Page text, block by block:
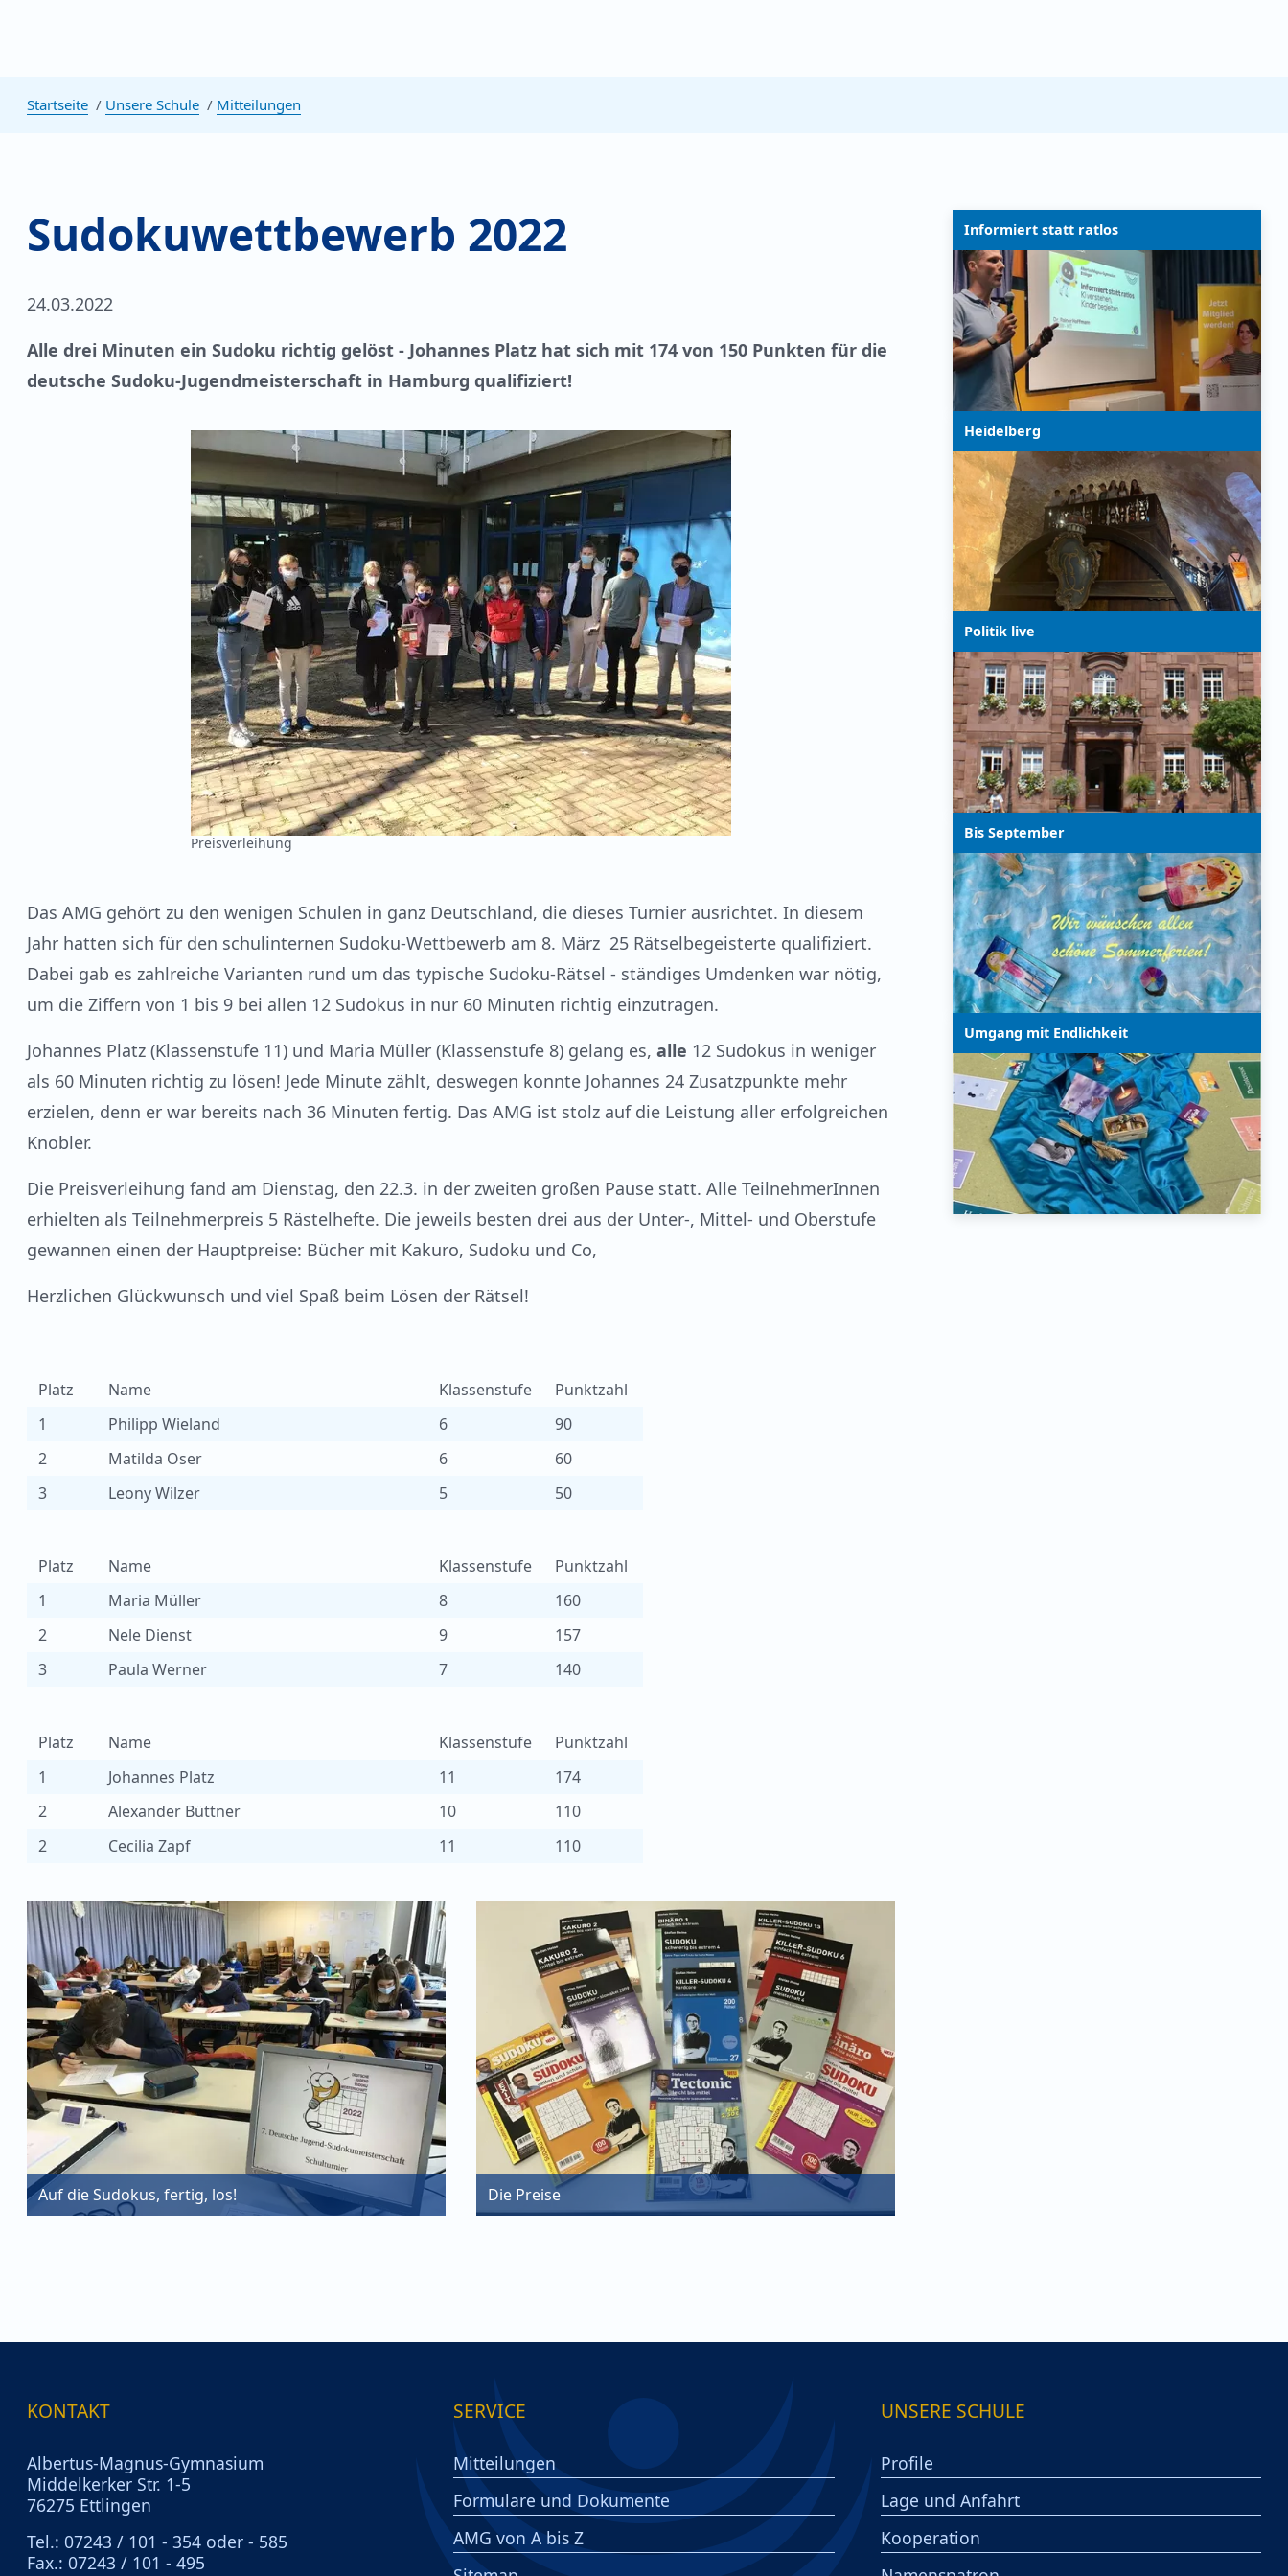
Startseite Unsere Schule Mitteilungen
Sudokuwettbewerb 2022
24.03.2022
Alle drei Minuten ein Sudoku richtig gelöst - Johannes Platz hat sich mit 174 von 150 Punkten für die
deutsche Sudoku-Jugendmeisterschaft in Hamburg qualifiziert!
Preisverleihung
Das AMG gehört zu den wenigen Schulen in ganz Deutschland, die dieses Turnier ausrichtet. In diesem
Jahr hatten sich für den schulinternen Sudoku-Wettbewerb am 8. März 25 Rätselbegeisterte qualifiziert.
Dabei gab es zahlreiche Varianten rund um das typische Sudoku-Rätsel - ständiges Umdenken war nötig,
um die Ziffern von 1 bis 9 bei allen 12 Sudokus in nur 60 Minuten richtig einzutragen.
Johannes Platz (Klassenstufe 11) und Maria Müller (Klassenstufe 8) gelang es, alle 12 Sudokus in weniger
als 60 Minuten richtig zu lösen! Jede Minute zählt, deswegen konnte Johannes 24 Zusatzpunkte mehr
erzielen, denn er war bereits nach 36 Minuten fertig. Das AMG ist stolz auf die Leistung aller erfolgreichen
Knobler.
Die Preisverleihung fand am Dienstag, den 22.3. in der zweiten großen Pause statt. Alle TeilnehmerInnen
erhielten als Teilnehmerpreis 5 Rästelhefte. Die jeweils besten drei aus der Unter-, Mittel- und Oberstufe
gewannen einen der Hauptpreise: Bücher mit Kakuro, Sudoku und Co,
Herzlichen Glückwunsch und viel Spaß beim Lösen der Rätsel!
Platz Name Klassenstufe
Punktzahl
1
Philipp Wieland 6
90
2
Matilda Oser 6
60
3
Leony Wilzer 5 50
Platz Name Klassenstufe
Punktzahl
1
Maria Müller 8
160
2
Nele Dienst 9
157
3
Paula Werner 7 140
Platz Name Klassenstufe
Punktzahl
1
Johannes Platz 11
174
2
Alexander Büttner 10
110
2
Cecilia Zapf 11 110
Auf die Sudokus, fertig, los! Die Preise
Informiert statt ratlos
Heidelberg
Politik live
Bis September
Umgang mit Endlichkeit
KONTAKT
Albertus-Magnus-Gymnasium
Middelkerker Str. 1-5
76275 Ettlingen
Tel.: 07243 / 101 - 354 oder - 585
Fax.: 07243 / 101 - 495
SERVICE
Mitteilungen
Formulare und Dokumente
AMG von A bis Z
UNSERE SCHULE
Profile
Lage und Anfahrt
Kooperation